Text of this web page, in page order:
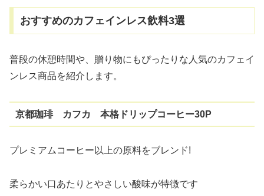
おすすめのカフェインレス飲料3選
普段の休憩時間や、贈り物にもぴったりな人気のカフェイ
ンレス商品を紹介します。
京都珈琲 カフカ 本格ドリップコーヒー30P
プレミアムコーヒー以上の原料をブレンド!
柔らかい口あたりとやさしい酸味が特徴です